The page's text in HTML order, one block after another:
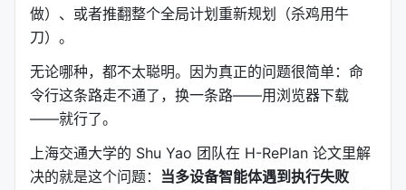
做）、或者推翻整个全局计划重新规划（杀鸡用牛
刀）。
无论哪种，都不太聪明。因为真正的问题很简单：命
令行这条路走不通了，换一条路——用浏览器下载
——就行了。
上海交通大学的 Shu Yao 团队在 H-RePlan 论文里解
决的就是这个问题： 当多设备智能体遇到执行失败